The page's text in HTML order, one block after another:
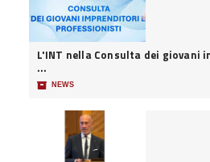
L'INT nella Consulta dei giovani
...
📦 NEWS